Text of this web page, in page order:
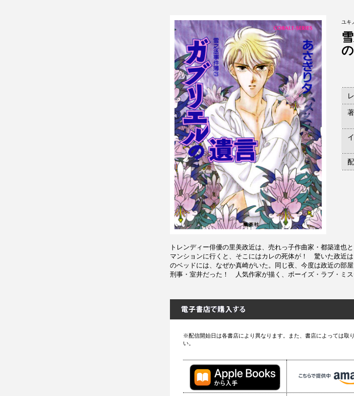
ユキ
トレンディー俳優の里美政近は、売れっ子作曲家・都築達也
マンションに行くと、そこにはカレの死体が！ 驚いた政近
のベッドには、なぜか真崎がいた。同じ夜、今度は政近の部
刑事・室井だった！ 人気作家が描く、ボーイズ・ラブ・ミス
※配信開始日は各書店により異なります。また、書店によっては取
い。